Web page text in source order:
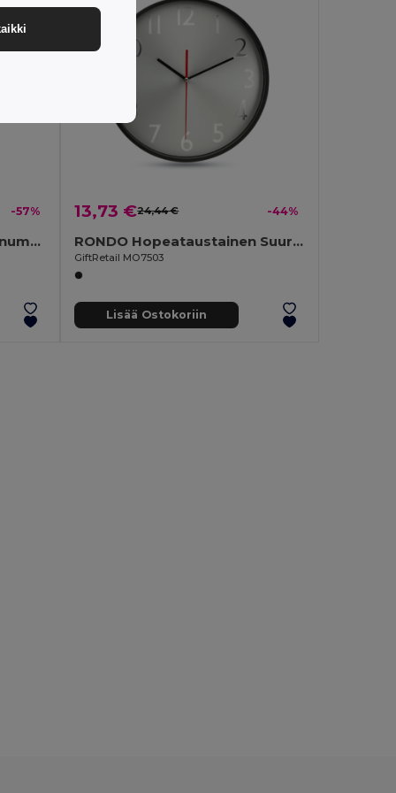
-57%
CALCUBIM Ekologinen 12-numeroinen Bambu Laskin
13,73 €24,44 € -44%
RONDO Hopeataustainen Suuri Seinäkello
GiftRetail MO7503
Lisää Ostokoriin